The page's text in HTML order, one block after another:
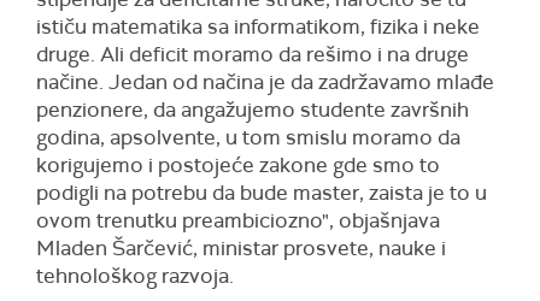
ističu matematika sa informatikom, fizika i neke
druge. Ali deficit moramo da rešimo i na druge
načine. Jedan od načina je da zadržavamo mlađe
penzionere, da angažujemo studente završnih
godina, apsolvente, u tom smislu moramo da
korigujemo i postojeće zakone gde smo to
podigli na potrebu da bude master, zaista je to u
ovom trenutku preambiciozno", objašnjava
Mladen Šarčević, ministar prosvete, nauke i
tehnološkog razvoja.